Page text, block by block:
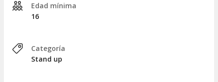
Edad mínima
16
Categoría
Stand up